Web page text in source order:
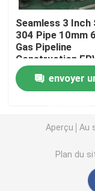
Tube d'acier
plat en
Feuillard
Bande d'acier
Seamless 3 Inch
304 Pipe 10mm
Gas Pipeline
Construction
inspection
envoyer
Aperçu Au
Plan du